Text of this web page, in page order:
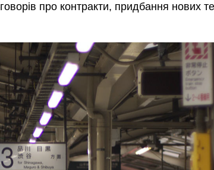
про контракти, придбання нових